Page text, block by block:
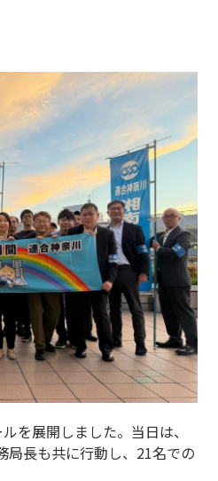
を展開しました。当日は、
局長も共に行動し、21名での